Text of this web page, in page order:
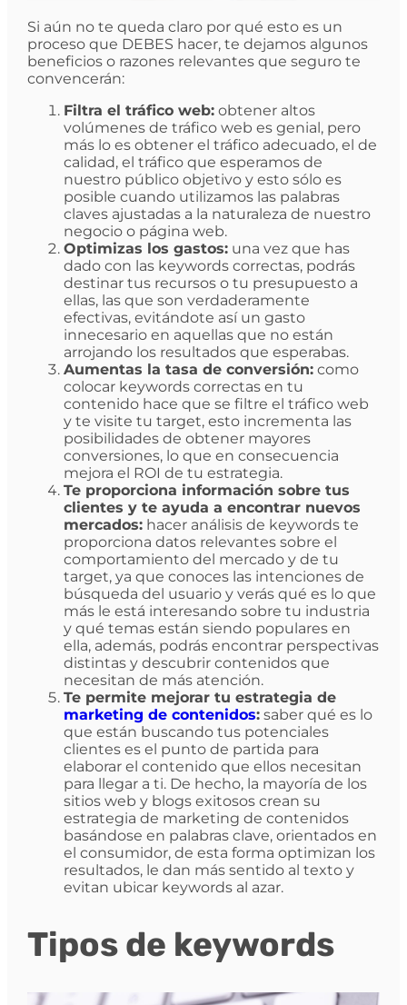
Si aún no te queda claro por qué esto es un
proceso que DEBES hacer, te dejamos algunos
beneficios o razones relevantes que seguro te
convencerán:
Filtra el tráfico web:obtener altos
volúmenes de tráfico web es genial, pero
más lo es obtener el tráfico adecuado, el de
calidad, el tráfico que esperamos de
nuestro público objetivo y esto sólo es
posible cuando utilizamos las palabras
claves ajustadas a la naturaleza de nuestro
negocio o página web.
Optimizas los gastos:una vez que has
dado con las keywords correctas, podrás
destinar tus recursos o tu presupuesto a
ellas, las que son verdaderamente
efectivas, evitándote así un gasto
innecesario en aquellas que no están
arrojando los resultados que esperabas.
Aumentas la tasa de conversión:como
colocar keywords correctas en tu
contenido hace que se filtre el tráfico web
y te visite tu target, esto incrementa las
posibilidades de obtener mayores
conversiones, lo que en consecuencia
mejora el ROI de tu estrategia.
Te proporciona información sobre tus
clientes y te ayuda a encontrar nuevos
mercados:hacer análisis de keywords te
proporciona datos relevantes sobre el
comportamiento del mercado y de tu
target, ya que conoces las intenciones de
búsqueda del usuario y verás qué es lo que
más le está interesando sobre tu industria
y qué temas están siendo populares en
ella, además, podrás encontrar perspectivas
distintas y descubrir contenidos que
necesitan de más atención.
Te permite mejorar tu estrategia de
marketing de contenidos:saber qué es lo
que están buscando tus potenciales
clientes es el punto de partida para
elaborar el contenido que ellos necesitan
para llegar a ti. De hecho, la mayoría de los
sitios web y blogs exitosos crean su
estrategia de marketing de contenidos
basándose en palabras clave, orientados en
el consumidor, de esta forma optimizan los
resultados, le dan más sentido al texto y
evitan ubicar keywords al azar.
Tipos de keywords